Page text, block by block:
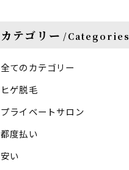
カテゴリー Categories
全てのカテゴリー
ヒゲ脱毛
プライベートサロン
都度払い
安い